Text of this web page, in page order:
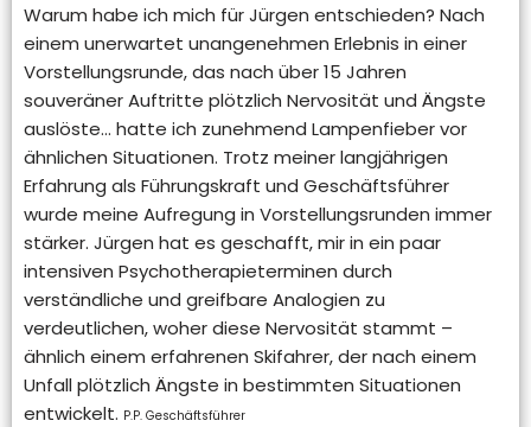
Warum habe ich mich für Jürgen entschieden? Nach
einem unerwartet unangenehmen Erlebnis in einer
Vorstellungsrunde, das nach über 15 Jahren
souveräner Auftritte plötzlich Nervosität und Ängste
auslöste… hatte ich zunehmend Lampenfieber vor
ähnlichen Situationen. Trotz meiner langjährigen
Erfahrung als Führungskraft und Geschäftsführer
wurde meine Aufregung in Vorstellungsrunden immer
stärker. Jürgen hat es geschafft, mir in ein paar
intensiven Psychotherapieterminen durch
verständliche und greifbare Analogien zu
verdeutlichen, woher diese Nervosität stammt –
ähnlich einem erfahrenen Skifahrer, der nach einem
Unfall plötzlich Ängste in bestimmten Situationen
entwickelt. P.P. Geschäftsführer